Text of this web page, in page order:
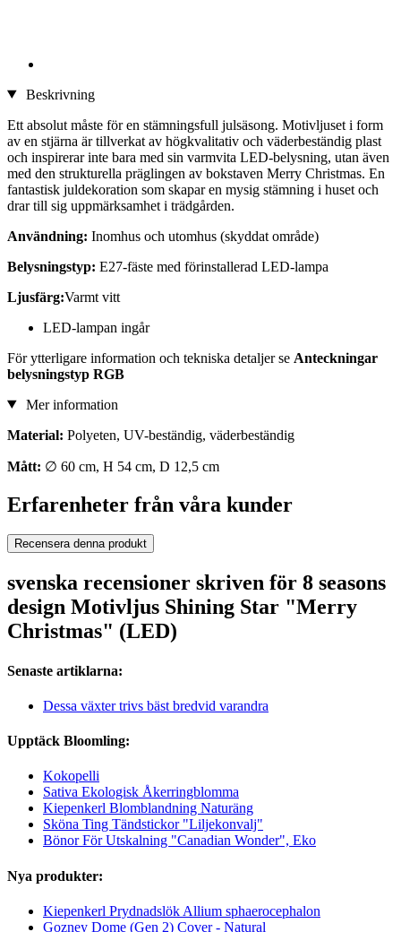
Beskrivning
Ett absolut måste för en stämningsfull julsäsong. Motivljuset i form
av en stjärna är tillverkat av högkvalitativ och väderbeständig plast
och inspirerar inte bara med sin varmvita LED-belysning, utan även
med den strukturella präglingen av bokstaven Merry Christmas. En
fantastisk juldekoration som skapar en mysig stämning i huset och
drar till sig uppmärksamhet i trädgården.
Användning: Inomhus och utomhus (skyddat område)
Belysningstyp: E27-fäste med förinstallerad LED-lampa
Ljusfärg:Varmt vitt
LED-lampan ingår
För ytterligare information och tekniska detaljer se Anteckningar
belysningstyp RGB
Mer information
Material: Polyeten, UV-beständig, väderbeständig
Mått: ∅ 60 cm, H 54 cm, D 12,5 cm
Erfarenheter från våra kunder
Recensera denna produkt
svenska recensioner skriven för 8 seasons
design Motivljus Shining Star "Merry
Christmas" (LED)
Senaste artiklarna:
Dessa växter trivs bäst bredvid varandra
Upptäck Bloomling:
Kokopelli
Sativa Ekologisk Åkerringblomma
Kiepenkerl Blomblandning Naturäng
Sköna Ting Tändstickor "Liljekonvalj"
Bönor För Utskalning "Canadian Wonder", Eko
Nya produkter:
Kiepenkerl Prydnadslök Allium sphaerocephalon
Gozney Dome (Gen 2) Cover - Natural